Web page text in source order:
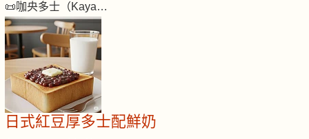
📜咖央多士（Kaya…
日式紅豆厚多士配鮮奶